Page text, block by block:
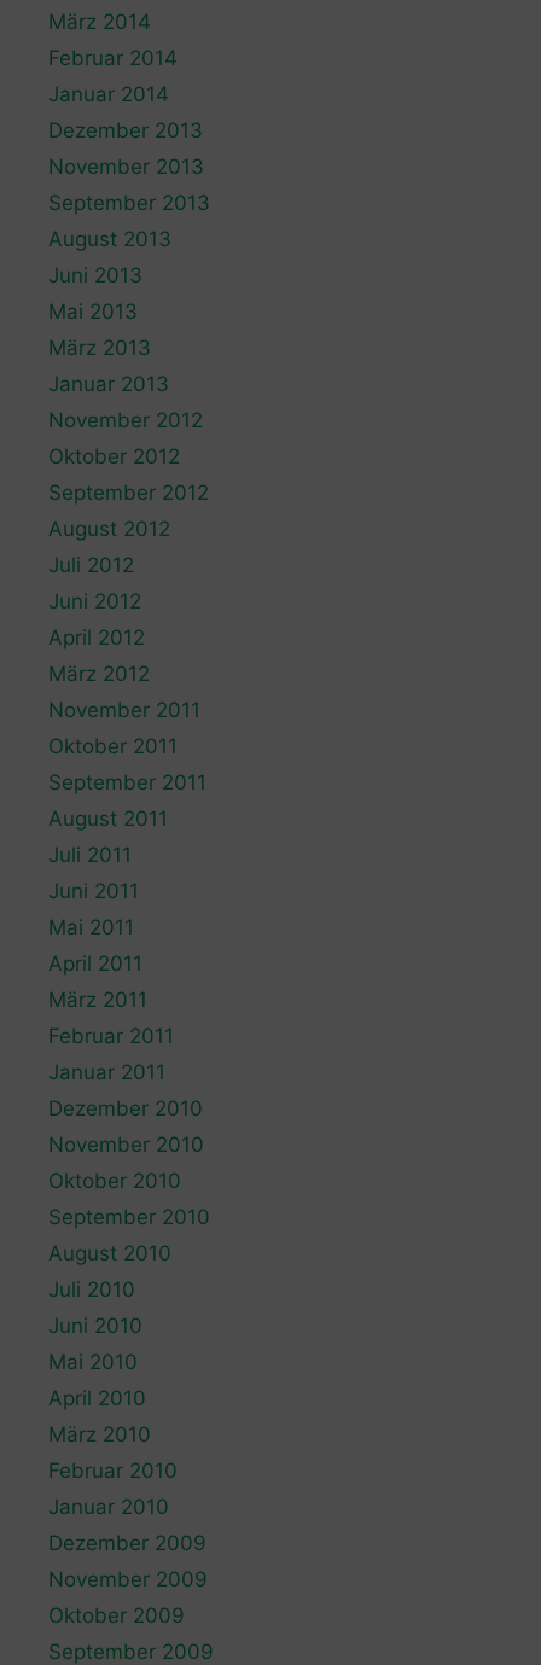
März 2014
Februar 2014
Januar 2014
Dezember 2013
November 2013
September 2013
August 2013
Juni 2013
Mai 2013
März 2013
Januar 2013
November 2012
Oktober 2012
September 2012
August 2012
Juli 2012
Juni 2012
April 2012
März 2012
November 2011
Oktober 2011
September 2011
August 2011
Juli 2011
Juni 2011
Mai 2011
April 2011
März 2011
Februar 2011
Januar 2011
Dezember 2010
November 2010
Oktober 2010
September 2010
August 2010
Juli 2010
Juni 2010
Mai 2010
April 2010
März 2010
Februar 2010
Januar 2010
Dezember 2009
November 2009
Oktober 2009
September 2009